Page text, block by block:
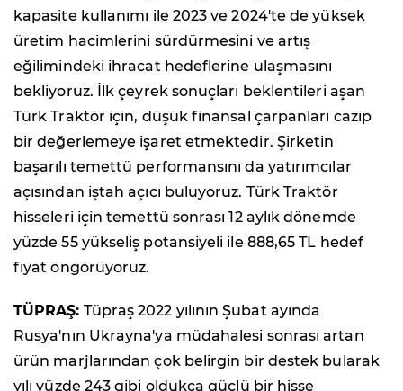
kapasite kullanımı ile 2023 ve 2024'te de yüksek
üretim hacimlerini sürdürmesini ve artış
eğilimindeki ihracat hedeflerine ulaşmasını
bekliyoruz. İlk çeyrek sonuçları beklentileri aşan
Türk Traktör için, düşük finansal çarpanları cazip
bir değerlemeye işaret etmektedir. Şirketin
başarılı temettü performansını da yatırımcılar
açısından iştah açıcı buluyoruz. Türk Traktör
hisseleri için temettü sonrası 12 aylık dönemde
yüzde 55 yükseliş potansiyeli ile 888,65 TL hedef
fiyat öngörüyoruz.
TÜPRAŞ: Tüpraş 2022 yılının Şubat ayında
Rusya'nın Ukrayna'ya müdahalesi sonrası artan
ürün marjlarından çok belirgin bir destek bularak
yılı yüzde 243 gibi oldukça güçlü bir hisse